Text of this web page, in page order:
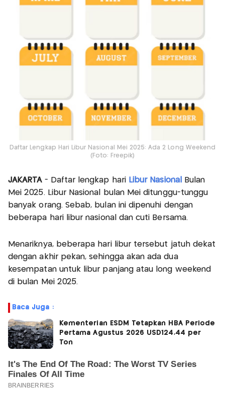
Daftar Lengkap Hari Libur Nasional Mei 2025: Ada 2 Long Weekend
(Foto: Freepik)
JAKARTA- Daftar lengkap hari Libur Nasional
Bulan
Mei 2025. Libur Nasional bulan Mei ditunggu-tunggu
banyak orang. Sebab, bulan ini dipenuhi dengan
beberapa hari libur nasional dan cuti Bersama.
Menariknya, beberapa hari libur tersebut jatuh dekat
dengan akhir pekan, sehingga akan ada dua
kesempatan untuk libur panjang atau long weekend
di bulan Mei 2025.
Baca Juga :
Kementerian ESDM Tetapkan HBA Periode
Pertama Agustus 2026 USD124,44 per
Ton